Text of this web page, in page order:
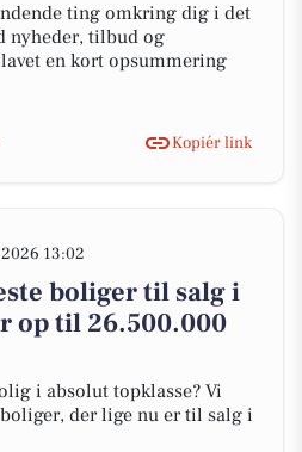
ting omkring dig i det
nyheder, tilbud og
en kort opsummering
Kopiér link
13:02
boliger til salg i
op til 26.500.000
i absolut topklasse? Vi
der lige nu er til salg i